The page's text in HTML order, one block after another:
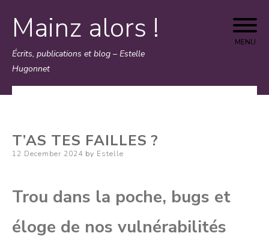
Skip
to
content
Mainz alors !
Écrits, publications et blog – Estelle
Hugonnet
MENU
T’AS TES FAILLES ?
Posted
12 December 2024 by Estelle
Trou dans la poche, bugs et
éloge de nos vulnérabilités